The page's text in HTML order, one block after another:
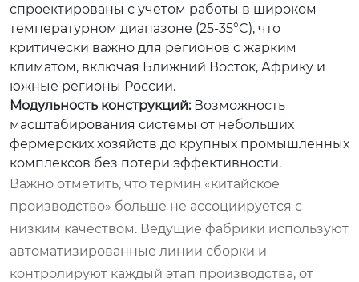
спроектированы с учетом работы в широком
температурном диапазоне (25-35°C), что
критически важно для регионов с жарким
климатом, включая Ближний Восток, Африку и
южные регионы России.
Модульность конструкций:Возможность
масштабирования системы от небольших
фермерских хозяйств до крупных промышленных
комплексов без потери эффективности.
Важно отметить, что термин «китайское
производство» больше не ассоциируется с
низким качеством. Ведущие фабрики используют
автоматизированные линии сборки и
контролируют каждый этап производства, от